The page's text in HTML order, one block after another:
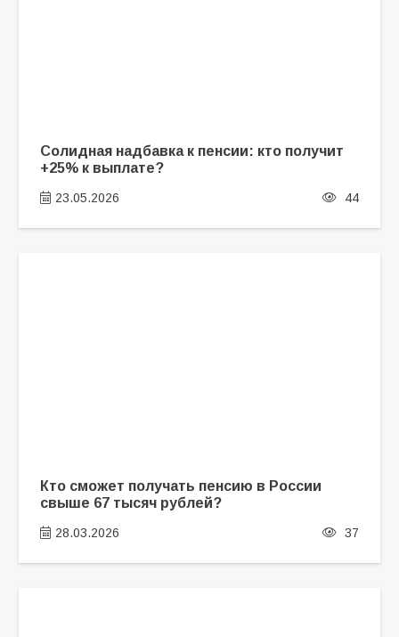
Солидная надбавка к пенсии: кто получит
+25% к выплате?
23.05.2026 44
Кто сможет получать пенсию в России
свыше 67 тысяч рублей?
28.03.2026 37